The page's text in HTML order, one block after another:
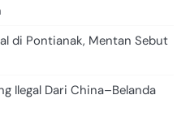
di Pontianak, Mentan Sebut
Ilegal Dari China–Belanda